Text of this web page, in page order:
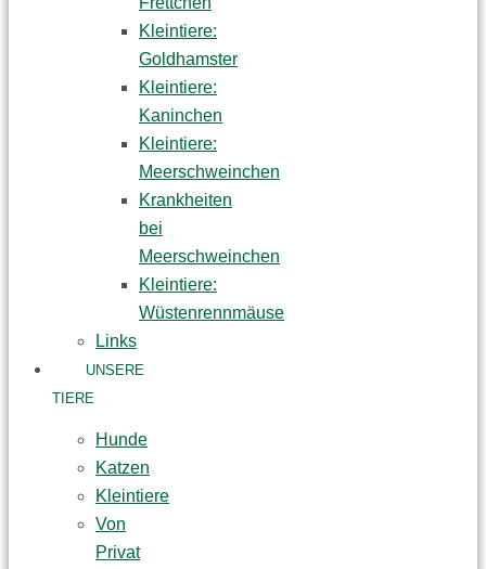
Kleintiere:
Goldhamster
Kleintiere:
Kaninchen
Kleintiere:
Meerschweinchen
Krankheiten
bei
Meerschweinchen
Kleintiere:
Wüstenrennmäuse
Links
UNSERE
TIERE
Hunde
Katzen
Kleintiere
Von
Privat